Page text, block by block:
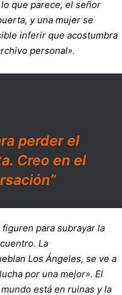
que parece, el señor
y una mujer se
inferir que acostumbra
personal».
perder el
Creo en el
para subrayar la
La
Los Ángeles, se ve a
por una mejor». El
está en ruinas y la